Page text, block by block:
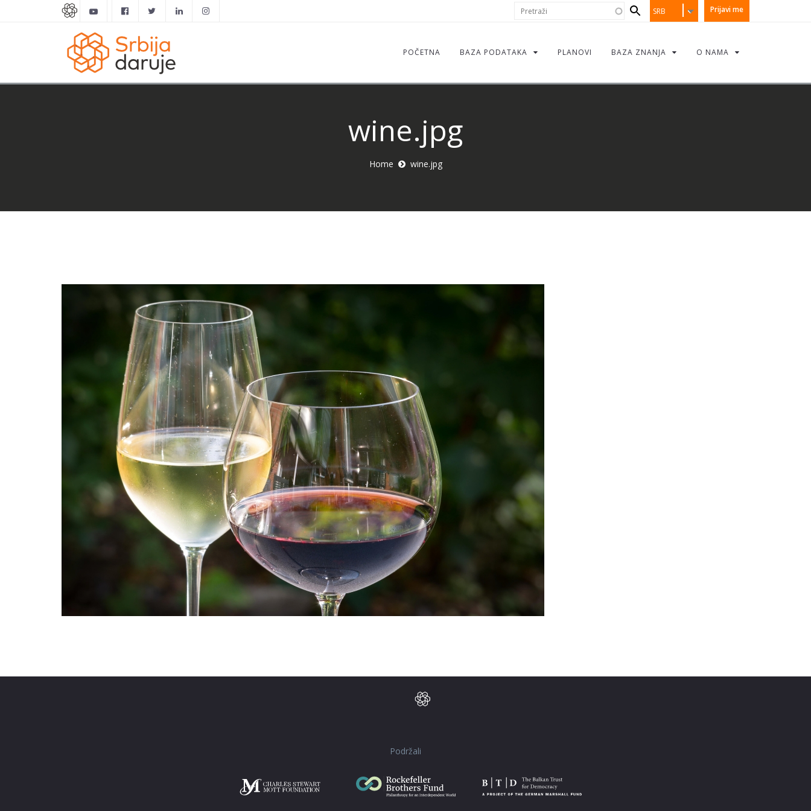
Prijavi me
SRB
Search
form
POČETNA BAZA PODATAKA PLANOVI BAZA ZNANJA O NAMA
wine.jpg
Home wine.jpg
Podržali